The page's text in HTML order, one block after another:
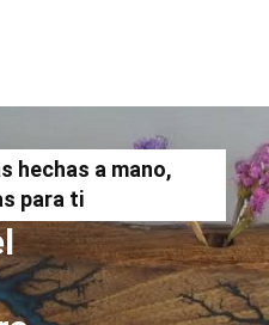
hechas a mano,
para ti